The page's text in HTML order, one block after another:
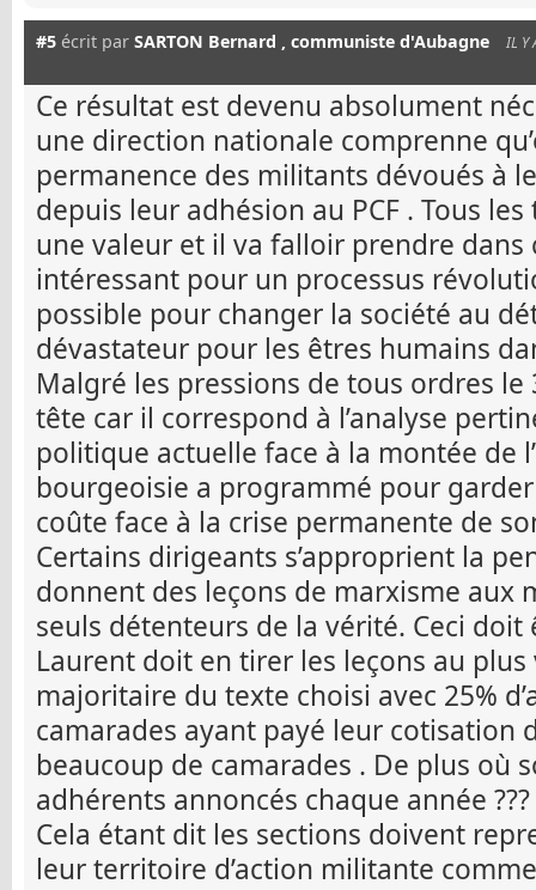
#5 écrit par SARTON Bernard , communiste d'Aubagne IL Y
Ce résultat est devenu absolument
une direction nationale comprenne
permanence des militants dévoués à
depuis leur adhésion au PCF . Tous
une valeur et il va falloir prendre dans
intéressant pour un processus
possible pour changer la société au
dévastateur pour les êtres humains
Malgré les pressions de tous ordres
tête car il correspond à l’analyse
politique actuelle face à la montée de
bourgeoisie a programmé pour
coûte face à la crise permanente de
Certains dirigeants s’approprient la
donnent des leçons de marxisme aux
seuls détenteurs de la vérité. Ceci
Laurent doit en tirer les leçons au
majoritaire du texte choisi avec 25%
camarades ayant payé leur cotisation
beaucoup de camarades . De plus où
adhérents annoncés chaque année ???
Cela étant dit les sections doivent
leur territoire d’action militante